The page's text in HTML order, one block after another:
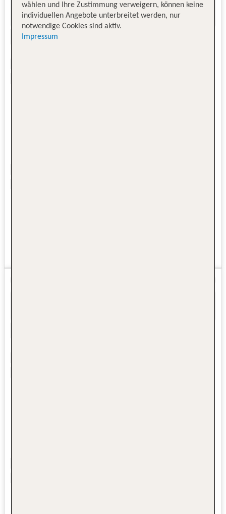
wählen und Ihre Zustimmung verweigern, können keine
individuellen Angebote unterbreitet werden, nur
notwendige Cookies sind aktiv.
Impressum